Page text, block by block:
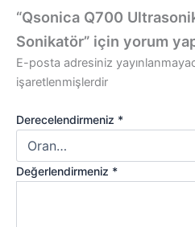
“Qsonica Q700
Sonikatör” için yorum
E-posta adresiniz
işaretlenmişlerdir
Derecelendirmeniz *
Değerlendirmeniz *